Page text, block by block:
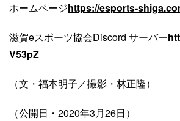
ホームページhttps://esports-
滋賀eスポーツ協会Discord サーバー
V53pZ
（文・福本明子／撮影・林正隆）
（公開日・2020年3月26日）